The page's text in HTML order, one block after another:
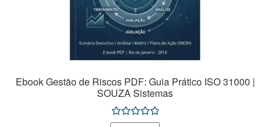
Ebook Gestão de Riscos PDF: Guia Prático ISO 31000 |
SOUZA Sistemas
Avaliação